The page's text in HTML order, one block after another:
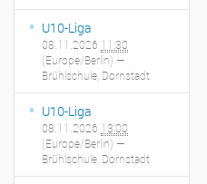
U10-Liga
08.11.2026 11:30
(Europe/Berlin) —
Brühlschule, Dornstadt
U10-Liga
08.11.2026 13:00
(Europe/Berlin) —
Brühlschule, Dornstadt